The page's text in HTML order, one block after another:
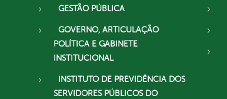
GESTÃO PÚBLICA
GOVERNO, ARTICULAÇÃO
POLÍTICA E GABINETE
INSTITUCIONAL
INSTITUTO DE PREVIDÊNCIA DOS
SERVIDORES PÚBLICOS DO